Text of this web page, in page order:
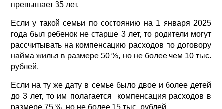
превышает 35 лет.
Если у такой семьи по состоянию на 1 января 2025
года был ребенок не старше 3 лет, то родители могут
рассчитывать на компенсацию расходов по договору
найма жилья в размере 50 %, но не более чем 10 тыс.
рублей.
Если на ту же дату в семье было двое и более детей
до 3 лет, то им полагается компенсация расходов в
размере 75 %, но не более 15 тыс. рублей.